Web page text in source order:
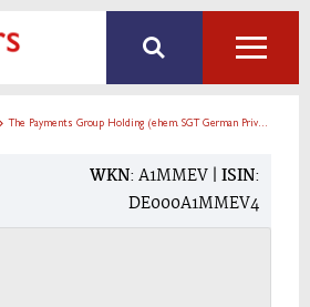
The Payments Group Holding (ehem. SGT German Private Equity) Aktie
WKN: A1MMEV | ISIN:
DE000A1MMEV4